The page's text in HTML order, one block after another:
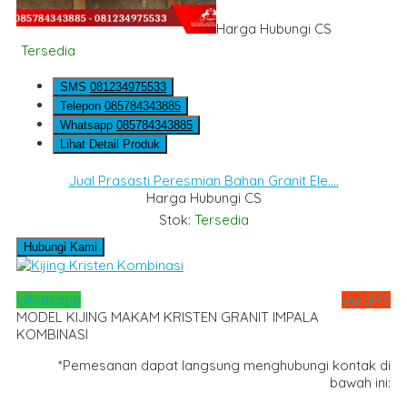
Harga Hubungi CS
Tersedia
SMS 081234975533
Telepon 085784343885
Whatsapp 085784343885
Lihat Detail Produk
Jual Prasasti Peresmian Bahan Granit Ele....
Harga Hubungi CS
Stok: Tersedia
Hubungi Kami
Whatsapp
via SMS
MODEL KIJING MAKAM KRISTEN GRANIT IMPALA
KOMBINASI
*Pemesanan dapat langsung menghubungi kontak di
bawah ini: